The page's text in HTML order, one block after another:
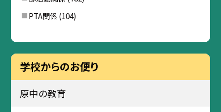
PTA関係 (104)
学校からのお便り
原中の教育